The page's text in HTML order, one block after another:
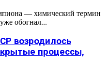
— химический термин
обогнал...
возродилось
процессы,